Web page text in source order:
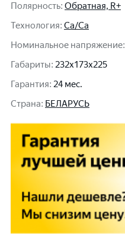
Полярность: Обратная, R+
Технология: Ca/Ca
Номинальное напряжение:
Габариты: 232x173x225
Гарантия: 24 мес.
Cтрана: БЕЛАРУСЬ